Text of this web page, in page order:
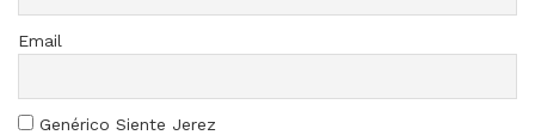
Email
Genérico Siente Jerez